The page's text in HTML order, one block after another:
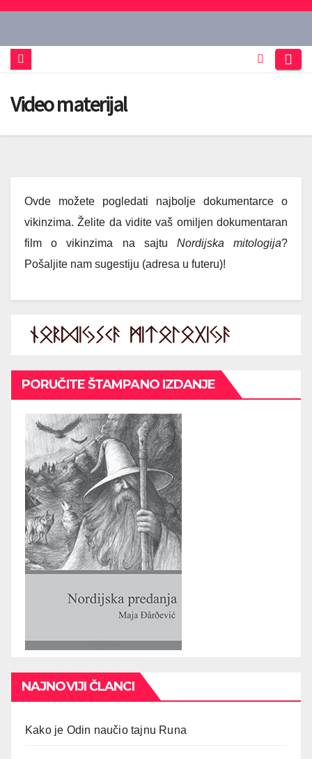
Skip
content
Video materijal
Ovde možete pogledati najbolje dokumentarce o
vikinzima. Želite da vidite vaš omiljen dokumentaran
film o vikinzima na sajtu Nordijska mitologija?
Pošaljite nam sugestiju (adresa u futeru)!
PORUČITE ŠTAMPANO IZDANJE
NAJNOVIJI ČLANCI
Kako je Odin naučio tajnu Runa